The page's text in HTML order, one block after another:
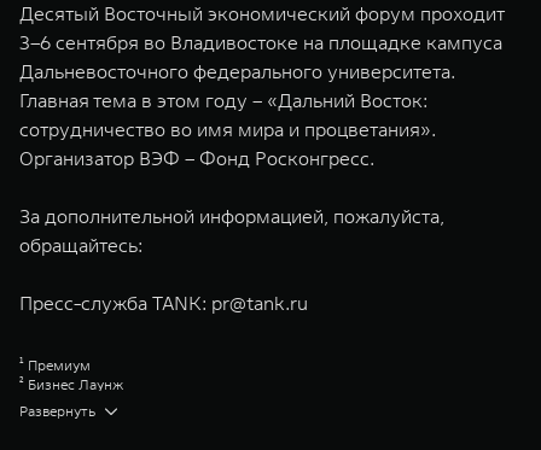
Десятый Восточный экономический форум проходит
3–6 сентября во Владивостоке на площадке кампуса
Дальневосточного федерального университета.
Главная тема в этом году – «Дальний Восток:
сотрудничество во имя мира и процветания».
Организатор ВЭФ – Фонд Росконгресс.
За дополнительной информацией, пожалуйста,
обращайтесь:
Пресс-служба TANK: pr@tank.ru
¹ Премиум
² Бизнес Лаунж
³ Хай-Перформанс
⁴ Эдишен Уан
Развернуть